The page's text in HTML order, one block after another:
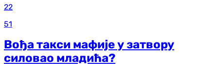
22
51
Вођа такси мафије у затвору
силовао младића?